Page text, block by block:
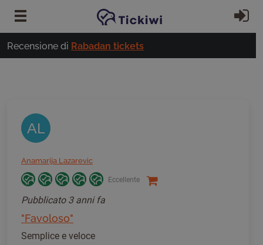
Vai al contenuto principale
Recensione di Rabadan tickets
AL
Anamarija Lazarevic
Eccellente
Pubblicato 3 anni fa
"Favoloso"
Semplice e veloce